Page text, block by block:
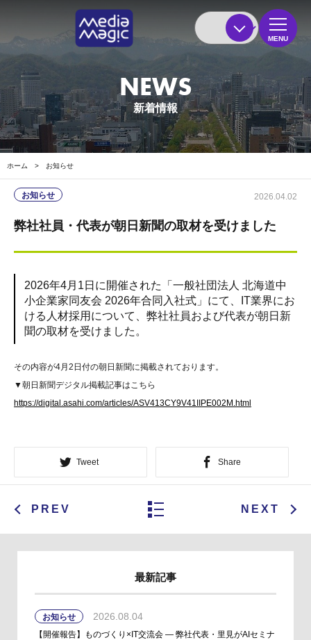
MENU
NEWS
新着情報
ホーム > お知らせ
お知らせ 2026.04.02
弊社社員・代表が朝日新聞の取材を受けました
2026年4月1日に開催された「一般社団法人 北海道中
小企業家同友会 2026年合同入社式」にて、IT業界にお
ける人材採用について、弊社社員および代表が朝日新
聞の取材を受けました。
その内容が4月2日付の朝日新聞に掲載されております。
▼朝日新聞デジタル掲載記事はこちら
https://digital.asahi.com/articles/ASV413CY9V41IIPE002M.html
Tweet Share
PREV NEXT
最新記事
お知らせ 2026.08.04
【開催報告】ものづくり×IT交流会 ― 弊社代表・里見がAIセミナ